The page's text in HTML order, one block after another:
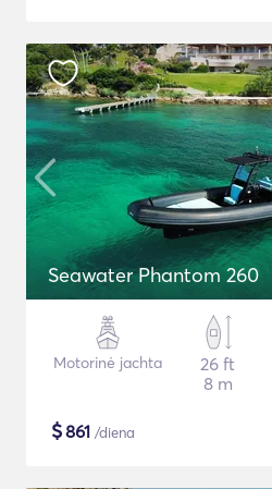
Seawater Phantom 260
Motorinė jachta
26 ft
8 m
$861 /diena